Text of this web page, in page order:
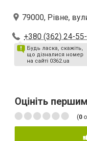
79000, Рівне,
+380 (362) 24-
Будь ласка, скажіть,
що дізналися номер
на сайті 0362.ua
Оцініть першим
(0